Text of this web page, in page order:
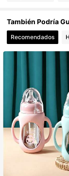
4,81
4,81
También Podría
Recomendados